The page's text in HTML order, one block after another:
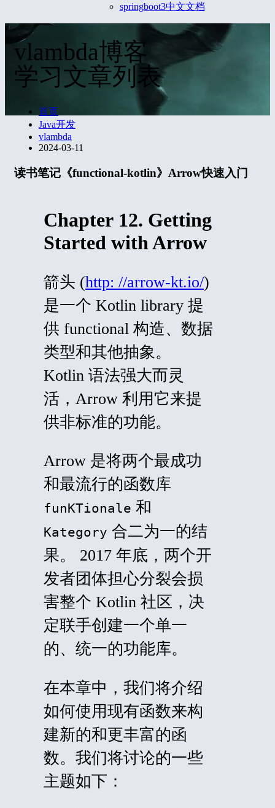
springboot3中文文档
vlambda博客
学习文章列表
首页
Java开发
vlambda
2024-03-11
读书笔记《functional-kotlin》Arrow快速入门
Chapter 12. Getting
Started with Arrow
箭头 (http: //arrow-kt.io/)
是一个 Kotlin library 提
供 functional 构造、数据
类型和其他抽象。
Kotlin 语法强大而灵
活，Arrow 利用它来提
供非标准的功能。
Arrow 是将两个最成功
和最流行的函数库
funKTionale 和
Kategory 合二为一的结
果。 2017 年底，两个开
发者团体担心分裂会损
害整个 Kotlin 社区，决
定联手创建一个单一
的、统一的功能库。
在本章中，我们将介绍
如何使用现有函数来构
建新的和更丰富的函
数。我们将讨论的一些
主题如下：